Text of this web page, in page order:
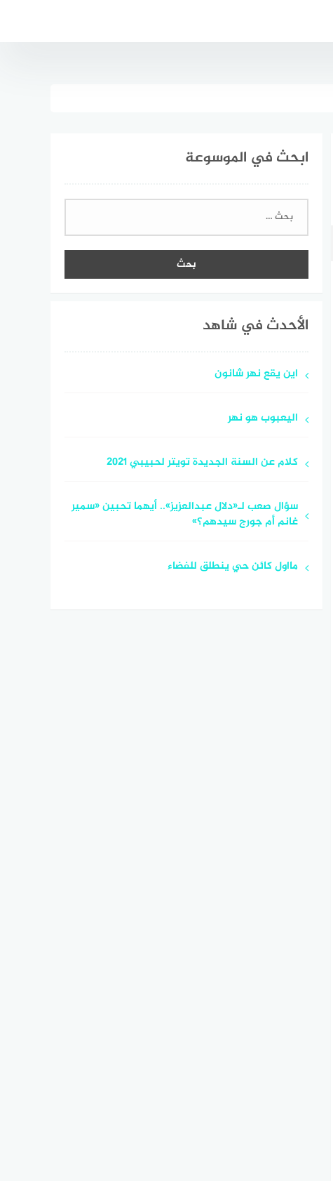
ابحث في الموسوعة
البحث
الأحدث في شاهد
اين يقع نهر شانون
اليعبوب هو نهر
كلام عن السنة الجديدة تويتر لحبيبي 2021
سؤال صعب لـ«دلال عبدالعزيز».. أيهما تحبين «سمير
غانم أم جورج سيدهم؟»
مااول كائن حي ينطلق للفضاء